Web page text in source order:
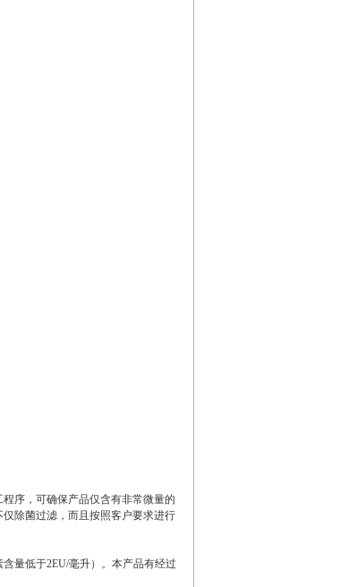
序，可确保产品仅含有非常微量的
除菌过滤，而且按照客户要求进行
量低于2EU/毫升）。本产品有经过